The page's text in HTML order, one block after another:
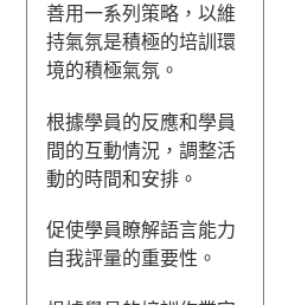
善用一系列策略，以維
持氣氛是積極的培訓環
境的積極氣氛。
根據學員的反應和學員
間的互動情況，調整活
動的時間和安排。
促使學員瞭解語言能力
自我評量的重要性。